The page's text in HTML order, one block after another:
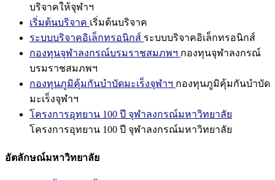
บริจาคให้จุฬาฯ
เริ่มต้นบริจาค เริ่มต้นบริจาค
ระบบบริจาคอิเล็กทรอนิกส์ ระบบบริจาคอิเล็กทรอนิกส์
กองทุนจุฬาลงกรณ์บรมราชสมภพฯ กองทุนจุฬาลงกรณ์
บรมราชสมภพฯ
กองทุนภูมิคุ้มกันบำบัดมะเร็งจุฬาฯ กองทุนภูมิคุ้มกันบำบัด
มะเร็งจุฬาฯ
โครงการอุทยาน 100 ปี จุฬาลงกรณ์มหาวิทยาลัย
โครงการอุทยาน 100 ปี จุฬาลงกรณ์มหาวิทยาลัย
อัตลักษณ์มหาวิทยาลัย